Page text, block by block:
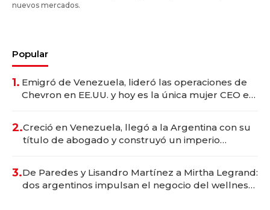
nuevos mercados.
Popular
1. Emigró de Venezuela, lideró las operaciones de
Chevron en EE.UU. y hoy es la única mujer CEO en
2.Creció en Venezuela, llegó a la Argentina con su
título de abogado y construyó un imperio
3.De Paredes y Lisandro Martínez a Mirtha Legrand:
dos argentinos impulsan el negocio del wellness